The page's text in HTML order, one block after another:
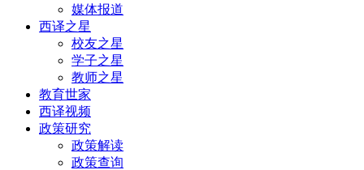
媒体报道
西译之星
校友之星
学子之星
教师之星
教育世家
西译视频
政策研究
政策解读
政策查询